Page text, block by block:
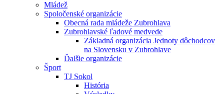
Mládež
Spoločenské organizácie
Obecná rada mládeže Zubrohlava
Zubrohlavské ľadové medvede
Základná organizácia Jednoty dôchodcov
na Slovensku v Zubrohlave
Ďalšie organizácie
Šport
TJ Sokol
História